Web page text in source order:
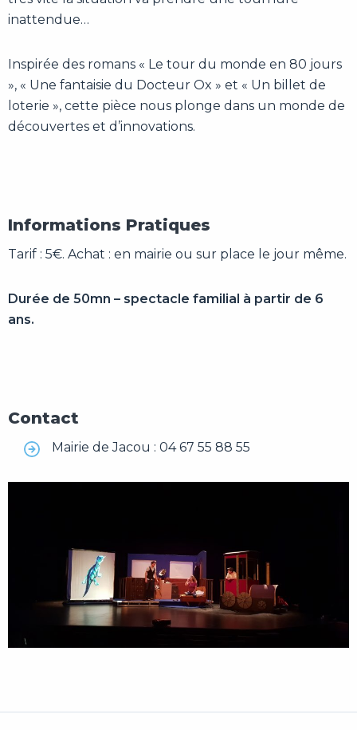
inattendue…
Inspirée des romans « Le tour du monde en 80 jours
», « Une fantaisie du Docteur Ox » et « Un billet de
loterie », cette pièce nous plonge dans un monde de
découvertes et d’innovations.
Informations Pratiques
Tarif : 5€. Achat : en mairie ou sur place le jour même.
Durée de 50mn – spectacle familial à partir de 6
ans.
Contact
Mairie de Jacou : 04 67 55 88 55